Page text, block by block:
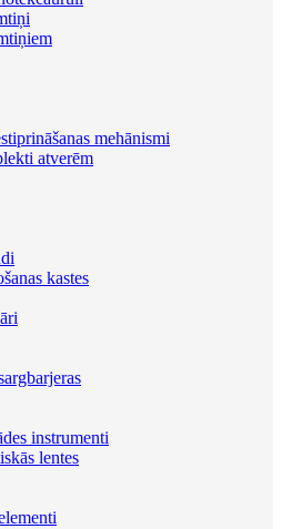
mehānismi
atverēm
kastes
instrumenti
lentes